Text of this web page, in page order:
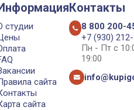
студии
сайта
сайта
Контакты
8 800 200-
+7 (930)
Пн - Пт с
19:00